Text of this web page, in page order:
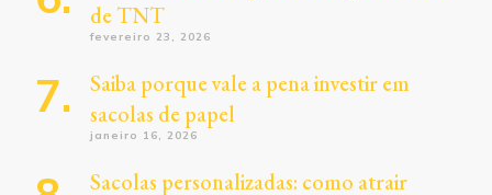
de TNT
fevereiro 23, 2026
Saiba porque vale a pena investir em
sacolas de papel
janeiro 16, 2026
Sacolas personalizadas: como atrair